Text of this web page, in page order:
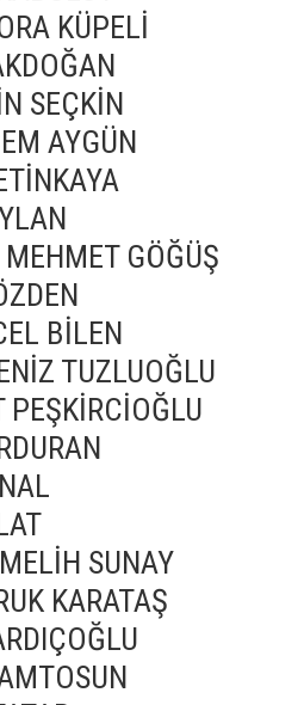
KÜPELİ
SEÇKİN
AYGÜN
GÖĞÜŞ
BİLEN
TUZLUOĞLU
PEŞKİRCİOĞLU
SUNAY
KARATAŞ